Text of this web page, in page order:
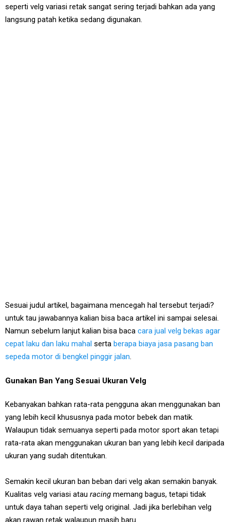
seperti velg variasi retak sangat sering terjadi bahkan ada yang
langsung patah ketika sedang digunakan.
Sesuai judul artikel, bagaimana mencegah hal tersebut terjadi?
untuk tau jawabannya kalian bisa baca artikel ini sampai selesai.
Namun sebelum lanjut kalian bisa baca cara jual velg bekas agar
cepat laku dan laku mahal serta berapa biaya jasa pasang ban
sepeda motor di bengkel pinggir jalan.
Gunakan Ban Yang Sesuai Ukuran Velg
Kebanyakan bahkan rata-rata pengguna akan menggunakan ban
yang lebih kecil khususnya pada motor bebek dan matik.
Walaupun tidak semuanya seperti pada motor sport akan tetapi
rata-rata akan menggunakan ukuran ban yang lebih kecil daripada
ukuran yang sudah ditentukan.
Semakin kecil ukuran ban beban dari velg akan semakin banyak.
Kualitas velg variasi atau racing memang bagus, tetapi tidak
untuk daya tahan seperti velg original. Jadi jika berlebihan velg
akan rawan retak walaupun masih baru.